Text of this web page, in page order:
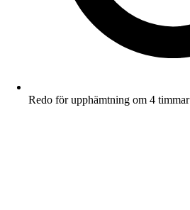
Redo för upphämtning om 4 timmar